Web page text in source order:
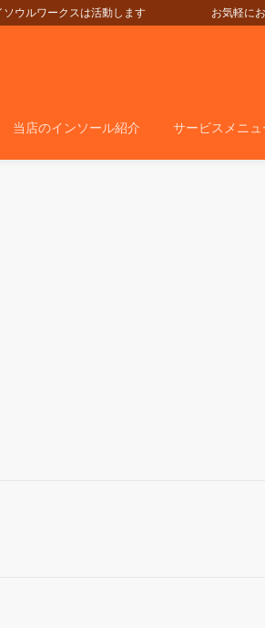
ウルワークスは活動します お気軽にお電話
当店のインソール紹介 サービスメニュ